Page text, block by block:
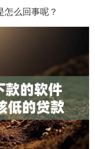
么回事呢？